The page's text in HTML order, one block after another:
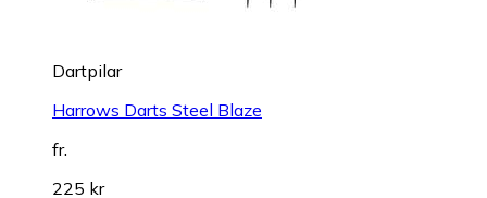
Dartpilar
Harrows Darts Steel Blaze
fr.
225 kr